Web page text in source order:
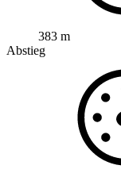
383 m
Abstieg